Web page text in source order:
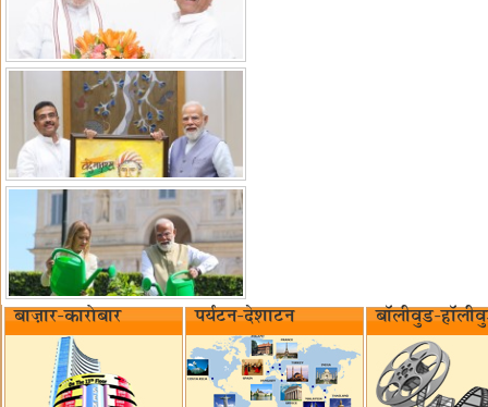
बाज़ार-कारोबार पर्यटन-देशाटन बॉलीवुड-